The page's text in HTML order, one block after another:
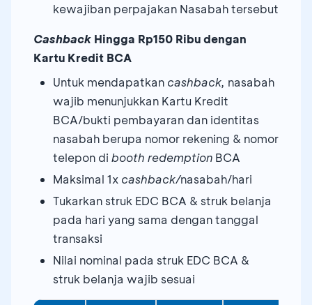
kewajiban perpajakan Nasabah tersebut
Cashback Hingga Rp150 Ribu dengan
Kartu Kredit BCA
Untuk mendapatkan cashback, nasabah
wajib menunjukkan Kartu Kredit
BCA/bukti pembayaran dan identitas
nasabah berupa nomor rekening & nomor
telepon di booth redemption BCA
Maksimal 1x cashback/nasabah/hari
Tukarkan struk EDC BCA & struk belanja
pada hari yang sama dengan tanggal
transaksi
Nilai nominal pada struk EDC BCA &
struk belanja wajib sesuai